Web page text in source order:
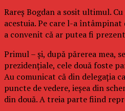
Rareș Bogdan a sosit ultimul.
acestuia. Pe care l-a
a convenit că ar putea fi
Primul – și, după părerea mea,
prezidențiale, cele două foste
Au comunicat că din delegația
puncte de vedere, ieșea din
din două. A treia parte fiind